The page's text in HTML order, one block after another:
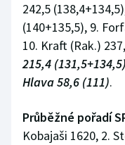
Vodní slalom
Volejbal
Ostatní
242,5
(140+135,5), 9.
10. Kraft (Rak.)
215,4
Hlava 58,6 (111).
Průběžné pořadí
Kobajaši 1620, 2.